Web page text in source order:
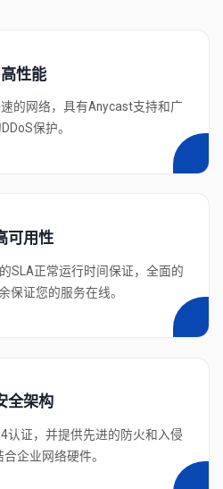
高性能
的网络，具有Anycast支持和广
保护。
可用性
SLA正常运行时间保证，全面的
保证您的服务在线。
全架构
认证，并提供先进的防火和入侵
企业网络硬件。